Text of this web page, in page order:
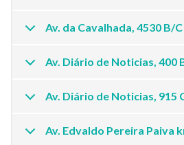
Av. da Cavalhada, 4530 B/C
Av. Diário de Noticias, 400
Av. Diário de Noticias, 915
Av. Edvaldo Pereira Paiva